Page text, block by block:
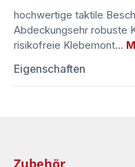
hochwertige taktile
Abdeckungsehr robuste
risikofreie Klebemont…
Eigenschaften
Produktgalerie
Zubehör